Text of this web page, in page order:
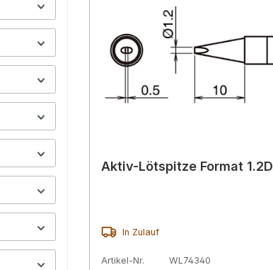
Aktiv-Lötspitze Format 1.2D
In Zulauf
Artikel-Nr.
WL74340